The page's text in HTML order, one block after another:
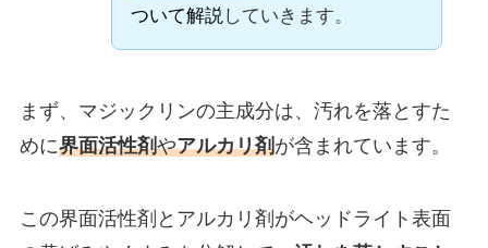
ついて解説 していきます。
まず、マジックリンの主成分は、汚れを落とすた
めに界面活性剤やアルカリ剤が含まれています。
この界面活性剤とアルカリ剤がヘッドライト表面